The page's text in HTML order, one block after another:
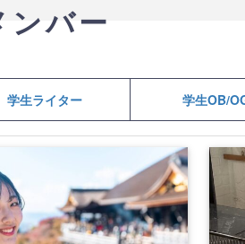
ンバー
学生ライター 学生OB/